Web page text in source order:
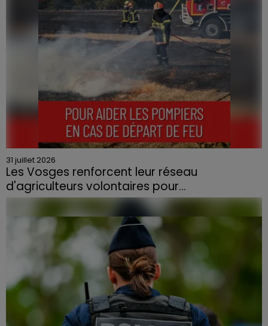
31 juillet 2026
Les Vosges renforcent leur réseau
d'agriculteurs volontaires pour...
Face à la sécheresse et aux risques de départs de feu,
la Chambre d'agriculture des Vosges a lancé un appel
aux agriculteurs volontaires pour venir en aide...